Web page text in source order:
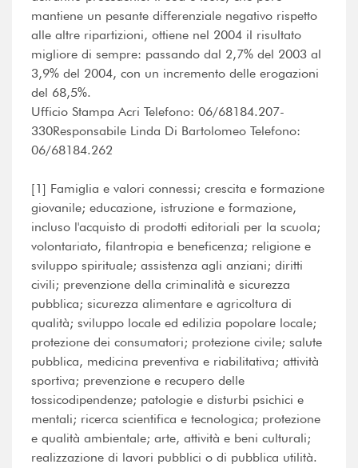
mantiene un pesante differenziale negativo rispetto
alle altre ripartizioni, ottiene nel 2004 il risultato
migliore di sempre: passando dal 2,7% del 2003 al
3,9% del 2004, con un incremento delle erogazioni
del 68,5%.
Ufficio Stampa Acri Telefono: 06/68184.207-
330Responsabile Linda Di Bartolomeo Telefono:
06/68184.262
[1] Famiglia e valori connessi; crescita e formazione
giovanile; educazione, istruzione e formazione,
incluso l'acquisto di prodotti editoriali per la scuola;
volontariato, filantropia e beneficenza; religione e
sviluppo spirituale; assistenza agli anziani; diritti
civili; prevenzione della criminalità e sicurezza
pubblica; sicurezza alimentare e agricoltura di
qualità; sviluppo locale ed edilizia popolare locale;
protezione dei consumatori; protezione civile; salute
pubblica, medicina preventiva e riabilitativa; attività
sportiva; prevenzione e recupero delle
tossicodipendenze; patologie e disturbi psichici e
mentali; ricerca scientifica e tecnologica; protezione
e qualità ambientale; arte, attività e beni culturali;
realizzazione di lavori pubblici o di pubblica utilità.